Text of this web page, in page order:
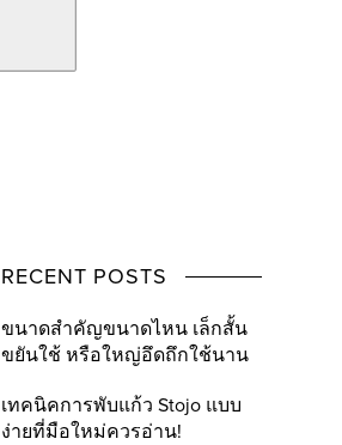
RECENT POSTS
ขนาดสำคัญขนาดไหน เล็กสั้น
ขยันใช้ หรือใหญ่อึดถึกใช้นาน
เทคนิคการพับแก้ว Stojo แบบ
ง่ายที่มือใหม่ควรอ่าน!